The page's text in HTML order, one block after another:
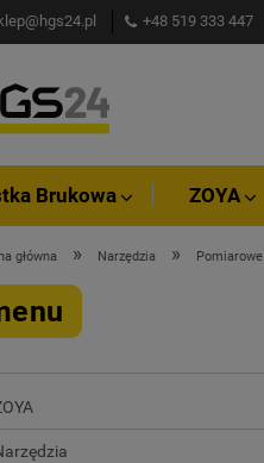
+48 519 333 447
Brukowa ZOYA
główna » Narzędzia » Pomiarowe